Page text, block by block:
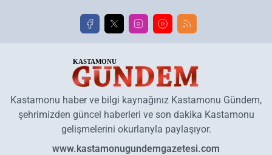
Kastamonu haber ve bilgi kaynağınız Kastamonu Gündem,
şehrimizden güncel haberleri ve son dakika Kastamonu
gelişmelerini okurlarıyla paylaşıyor.
www.kastamonugundemgazetesi.com